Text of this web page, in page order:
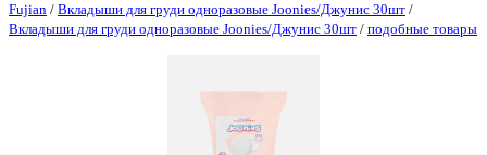
Fujian / Вкладыши для груди одноразовые Joonies/Джунис 30шт /
Вкладыши для груди одноразовые Joonies/Джунис 30шт / подобные товары